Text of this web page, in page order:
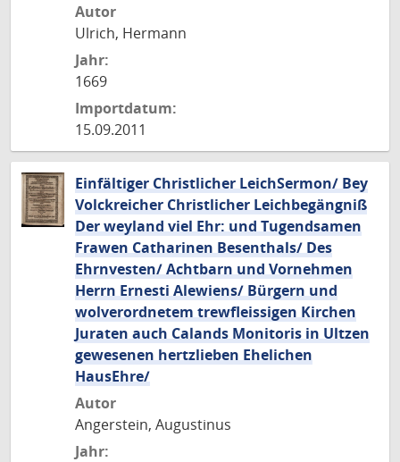
Autor
Ulrich, Hermann
Jahr:
1669
Importdatum:
15.09.2011
Einfältiger Christlicher LeichSermon/ Bey
Volckreicher Christlicher Leichbegängniß
Der weyland viel Ehr: und Tugendsamen
Frawen Catharinen Besenthals/ Des
Ehrnvesten/ Achtbarn und Vornehmen
Herrn Ernesti Alewiens/ Bürgern und
wolverordnetem trewfleissigen Kirchen
Juraten auch Calands Monitoris in Ultzen
gewesenen hertzlieben Ehelichen
HausEhre/
Autor
Angerstein, Augustinus
Jahr: